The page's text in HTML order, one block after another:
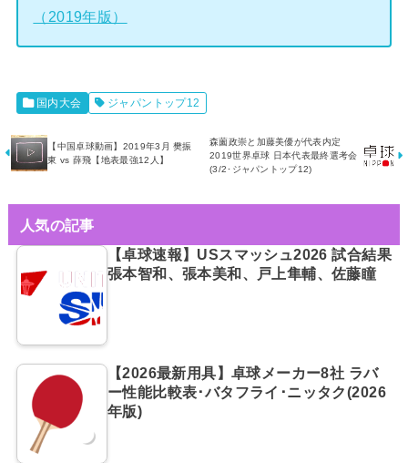
（2019年版）
国内大会 ジャパントップ12
【中国卓球動画】2019年3月 樊振
東 vs 薛飛【地表最強12人】
森薗政崇と加藤美優が代表内定
2019世界卓球 日本代表最終選考会
(3/2･ジャパントップ12)
人気の記事
【卓球速報】USスマッシュ2026 試合結果
張本智和、張本美和、戸上隼輔、佐藤瞳
【2026最新用具】卓球メーカー8社 ラバ
ー性能比較表･バタフライ･ニッタク(2026
年版)